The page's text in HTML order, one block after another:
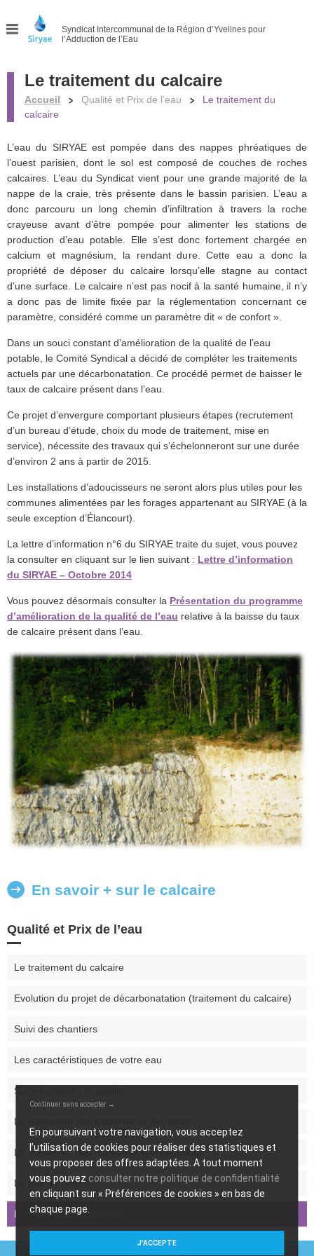
Syndicat Intercommunal de la Région d’Yvelines pour
l’Adduction de l’Eau
Menu
Le traitement du calcaire
Accueil Qualité et Prix de l’eau
Le traitement du
calcaire
L’eau du SIRYAE est pompée dans des nappes phréatiques de
l’ouest parisien, dont le sol est composé de couches de roches
calcaires. L’eau du Syndicat vient pour une grande majorité de la
nappe de la craie, très présente dans le bassin parisien. L’eau a
donc parcouru un long chemin d’infiltration à travers la roche
crayeuse avant d’être pompée pour alimenter les stations de
production d’eau potable. Elle s’est donc fortement chargée en
calcium et magnésium, la rendant dure. Cette eau a donc la
propriété de déposer du calcaire lorsqu’elle stagne au contact
d’une surface. Le calcaire n’est pas nocif à la santé humaine, il n’y
a donc pas de limite fixée par la réglementation concernant ce
paramètre, considéré comme un paramètre dit « de confort ».
Dans un souci constant d’amélioration de la qualité de l’eau
potable, le Comité Syndical a décidé de compléter les traitements
actuels par une décarbonatation. Ce procédé permet de baisser le
taux de calcaire présent dans l’eau.
Ce projet d’envergure comportant plusieurs étapes (recrutement
d’un bureau d’étude, choix du mode de traitement, mise en
service), nécessite des travaux qui s’échelonneront sur une durée
d’environ 2 ans à partir de 2015.
Les installations d’adoucisseurs ne seront alors plus utiles pour les
communes alimentées par les forages appartenant au SIRYAE (à la
seule exception d’Élancourt).
La lettre d’information n°6 du SIRYAE traite du sujet, vous pouvez
la consulter en cliquant sur le lien suivant : Lettre d’information
du SIRYAE – Octobre 2014
Vous pouvez désormais consulter la Présentation du programme
d’amélioration de la qualité de l’eau relative à la baisse du taux
de calcaire présent dans l’eau.
En savoir + sur le calcaire
Qualité et Prix de l’eau
Le traitement du calcaire
Evolution du projet de décarbonatation (traitement du calcaire)
Suivi des chantiers
Les caractéristiques de votre eau
Surveillance de la qualité
Le traitement des bactéries et des virus
Le traitement des nitrates et des pesticides
Le prix de l’eau
Le traitement du calcaire
Continuer sans accepter →
En poursuivant votre navigation, vous acceptez
l’utilisation de cookies pour réaliser des statistiques et
vous proposer des offres adaptées. A tout moment
vous pouvez consulter notre politique de confidentialité
en cliquant sur « Préférences de cookies » en bas de
chaque page.
J'ACCEPTE